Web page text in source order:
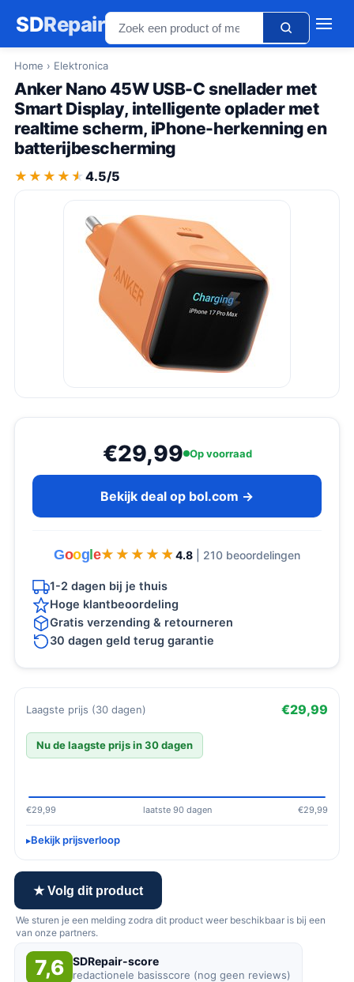
SDRepair
Home › Elektronica
Anker Nano 45W USB-C snellader met
Smart Display, intelligente oplader met
realtime scherm, iPhone-herkenning en
batterijbescherming
★★★★★
★★★★★ 4.5/5
€29,99 Op voorraad
Bekijk deal op bol.com →
Goog e★★★★★
★★★★★ 4.8 | 210 beoordelingen
1-2 dagen bij je thuis
Hoge klantbeoordeling
Gratis verzending & retourneren
30 dagen geld terug garantie
Laagste prijs (30 dagen) €29,99
Nu de laagste prijs in 30 dagen
€29,99 laatste 90 dagen €29,99
Bekijk prijsverloop
★ Volg dit product
We sturen je een melding zodra dit product weer beschikbaar is bij een
van onze partners.
7,6 SDRepair-score
redactionele basisscore (nog geen reviews)